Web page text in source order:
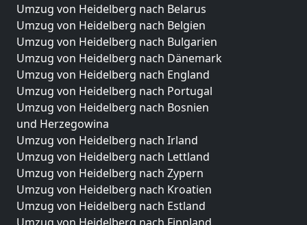
Umzug von Heidelberg nach Belarus
Umzug von Heidelberg nach Belgien
Umzug von Heidelberg nach Bulgarien
Umzug von Heidelberg nach Dänemark
Umzug von Heidelberg nach England
Umzug von Heidelberg nach Portugal
Umzug von Heidelberg nach Bosnien
und Herzegowina
Umzug von Heidelberg nach Irland
Umzug von Heidelberg nach Lettland
Umzug von Heidelberg nach Zypern
Umzug von Heidelberg nach Kroatien
Umzug von Heidelberg nach Estland
Umzug von Heidelberg nach Finnland